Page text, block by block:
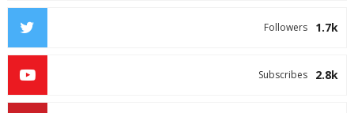
1.7k
Followers
2.8k
Subscribes